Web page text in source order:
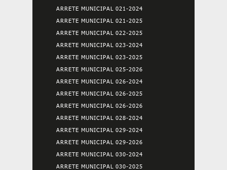
ARRETE MUNICIPAL 021-2024
ARRETE MUNICIPAL 021-2025
ARRETE MUNICIPAL 022-2025
ARRETE MUNICIPAL 023-2024
ARRETE MUNICIPAL 023-2025
ARRETE MUNICIPAL 025-2026
ARRETE MUNICIPAL 026-2024
ARRETE MUNICIPAL 026-2025
ARRETE MUNICIPAL 026-2026
ARRETE MUNICIPAL 028-2024
ARRETE MUNICIPAL 029-2024
ARRETE MUNICIPAL 029-2026
ARRETE MUNICIPAL 030-2024
ARRETE MUNICIPAL 030-2025